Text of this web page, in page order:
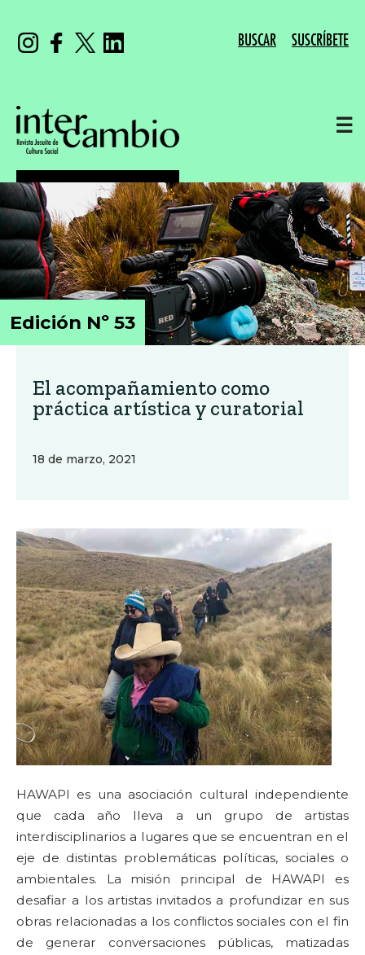
BUSCAR SUSCRÍBETE
☰
Edición Nº 53
El acompañamiento como
práctica artística y curatorial
18 de marzo, 2021
HAWAPI es una asociación cultural independiente
que cada año lleva a un grupo de artistas
interdisciplinarios a lugares que se encuentran en el
eje de distintas problemáticas políticas, sociales o
ambientales. La misión principal de HAWAPI es
desafiar a los artistas invitados a profundizar en sus
obras relacionadas a los conflictos sociales con el fin
de generar conversaciones públicas, matizadas